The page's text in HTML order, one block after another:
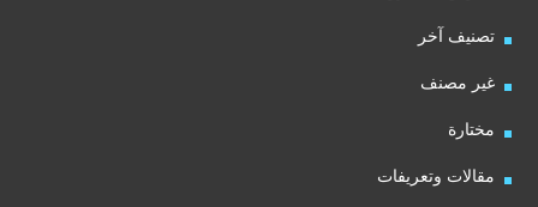
تصنيف آخر
غير مصنف
مختارة
مقالات وتعريفات